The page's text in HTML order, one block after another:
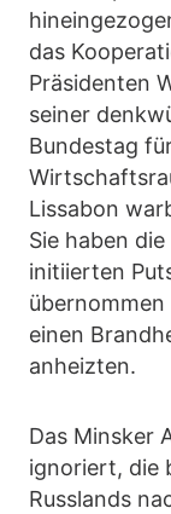
das
Präsidenten
seiner
Bundestag
Lissabon
Sie haben
initiierten
übernommen
einen
anheizten.
Das Minsker
ignoriert, die
Russlands